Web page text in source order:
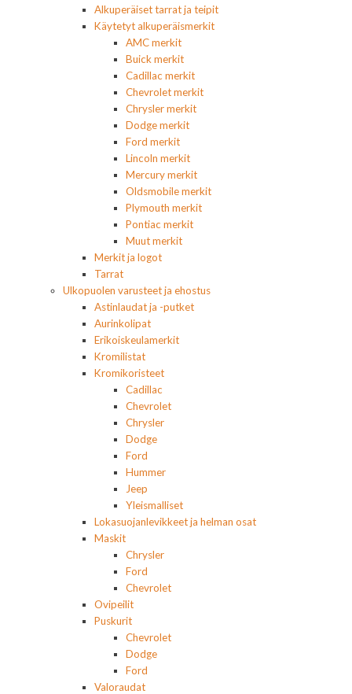
Alkuperäiset tarrat ja teipit
Käytetyt alkuperäismerkit
AMC merkit
Buick merkit
Cadillac merkit
Chevrolet merkit
Chrysler merkit
Dodge merkit
Ford merkit
Lincoln merkit
Mercury merkit
Oldsmobile merkit
Plymouth merkit
Pontiac merkit
Muut merkit
Merkit ja logot
Tarrat
Ulkopuolen varusteet ja ehostus
Astinlaudat ja -putket
Aurinkolipat
Erikoiskeulamerkit
Kromilistat
Kromikoristeet
Cadillac
Chevrolet
Chrysler
Dodge
Ford
Hummer
Jeep
Yleismalliset
Lokasuojanlevikkeet ja helman osat
Maskit
Chrysler
Ford
Chevrolet
Ovipeilit
Puskurit
Chevrolet
Dodge
Ford
Valoraudat